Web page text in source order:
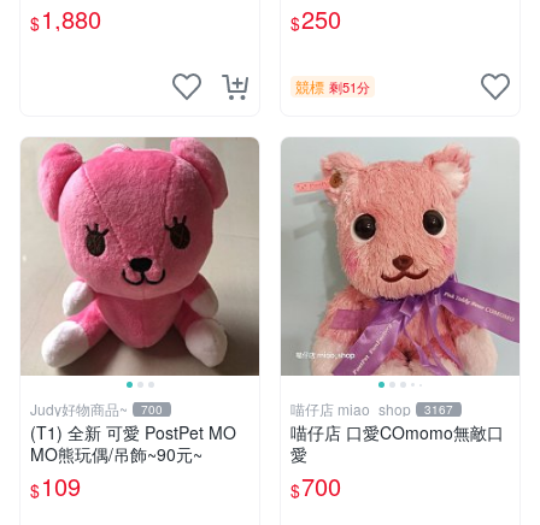
$1,880
$250
競標 剩51分
Judy好物商品~ 700
(T1) 全新 可愛 PostPet MO
MO熊玩偶/吊飾~90元~
$109
喵仔店 miao_shop 3167
喵仔店 口愛COmomo無敵口
愛
$700